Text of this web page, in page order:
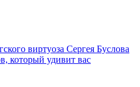
виртуоза Сергея Буслова
который удивит вас